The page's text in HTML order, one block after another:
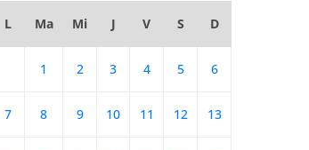
L Ma Mi J V S D
1 2 3 4 5 6
7 8 9 10 11 12 13